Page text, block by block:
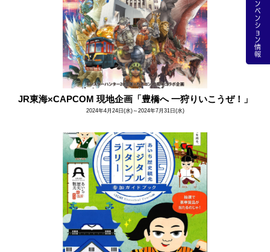
JR東海×CAPCOM 現地企画「豊橋へ 一狩りいこうぜ！」
2024年4月24日(水)～2024年7月31日(水)